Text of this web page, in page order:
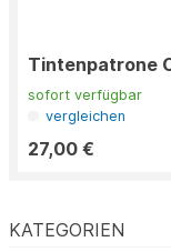
KATEGORIEN
Tintenpatrone
sofort verfügbar
vergleichen
27,00 €